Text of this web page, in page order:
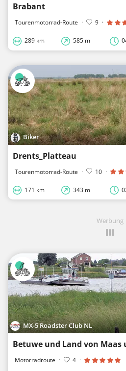
Brabant
Tourenmotorrad-Route · 9 ·
289 km 585 m
Biker
Drents_Platteau
Tourenmotorrad-Route · 10 ·
171 km 343 m
Werbung
MX-5 Roadster Club NL
Betuwe und Land von Maas
Motorradroute · 4 ·